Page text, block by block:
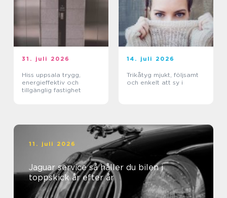
31. juli 2026
Hiss uppsala trygg,
energieffektiv och
tillgänglig fastighet
14. juli 2026
Trikåtyg mjukt, följsamt
och enkelt att sy i
11. juli 2026
Jaguar service så håller du bilen i
toppskick år efter år